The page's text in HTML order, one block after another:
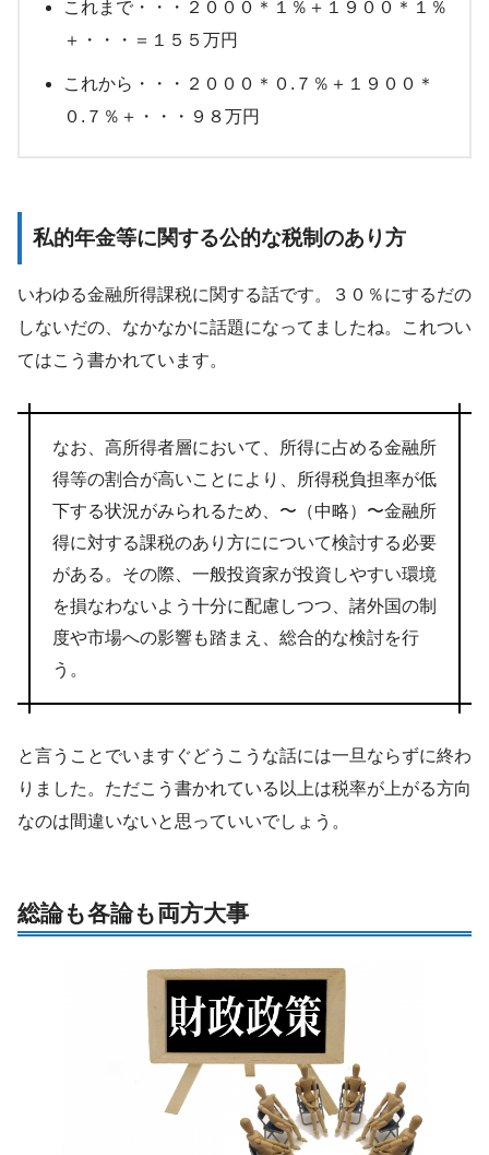
これまで・・・２０００＊１％＋１９００＊１％
＋・・・＝１５５万円
これから・・・２０００＊０.７％＋１９００＊
０.７％＋・・・９８万円
私的年金等に関する公的な税制のあり方
いわゆる金融所得課税に関する話です。３０％にするだの
しないだの、なかなかに話題になってましたね。これつい
てはこう書かれています。
なお、高所得者層において、所得に占める金融所
得等の割合が高いことにより、所得税負担率が低
下する状況がみられるため、〜（中略）〜金融所
得に対する課税のあり方にについて検討する必要
がある。その際、一般投資家が投資しやすい環境
を損なわないよう十分に配慮しつつ、諸外国の制
度や市場への影響も踏まえ、総合的な検討を行
う。
と言うことでいますぐどうこうな話には一旦ならずに終わ
りました。ただこう書かれている以上は税率が上がる方向
なのは間違いないと思っていいでしょう。
総論も各論も両方大事